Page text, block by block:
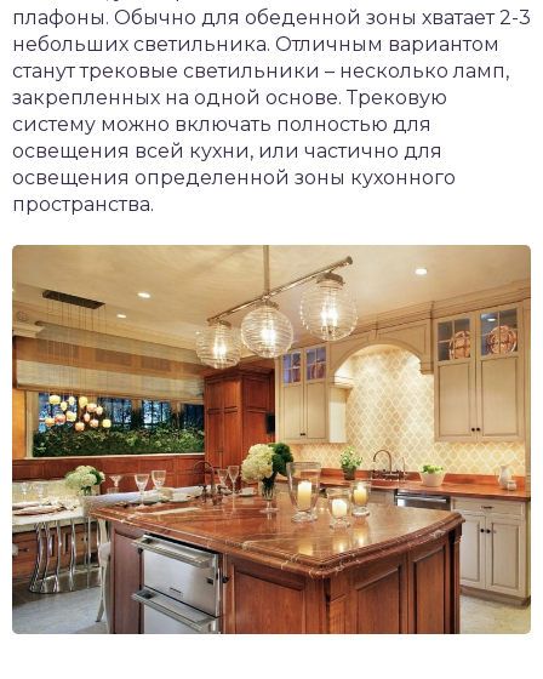
плафоны. Обычно для обеденной зоны хватает 2-3
небольших светильника. Отличным вариантом
станут трековые светильники – несколько ламп,
закрепленных на одной основе. Трековую
систему можно включать полностью для
освещения всей кухни, или частично для
освещения определенной зоны кухонного
пространства.